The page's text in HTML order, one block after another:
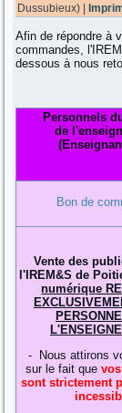
Dussubieux) |
Afin de répondre à
commandes,
dessous à nous
Personnels
de
Bon de
Vente des
l'IREM&S de
numérique
- Nous attirons
sur le fait que
sont strictement